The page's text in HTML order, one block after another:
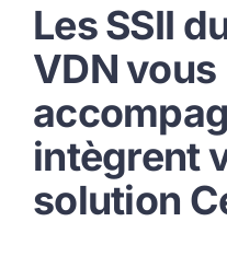
Les SSII
VDN vous
intègrent
solution